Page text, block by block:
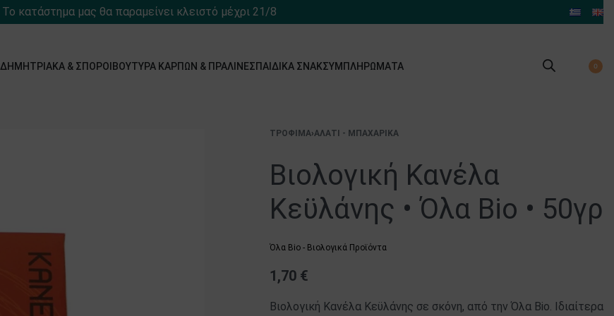
Το κατάστημα μας θα παραμείνει κλειστό μέχρι 21/8
ΔΗΜΗΤΡΙΑΚΆ & ΣΠΌΡΟΙ ΒΟΎΤΥΡΑ ΚΑΡΠΏΝ & ΠΡΑΛΊΝΕΣ ΠΑΙΔΙΚΆ ΣΝΑΚΣΥΜΠΛΗΡΏΜΑΤΑ 0
ΤΡΌΦΙΜΑ›ΑΛΆΤΙ - ΜΠΑΧΑΡΙΚΆ
Βιολογική Κανέλα
Κεϋλάνης • Όλα Bio • 50γρ
Όλα Bio - Βιολογικά Προϊόντα
1,70 €
Βιολογική Κανέλα Κεϋλάνης σε σκόνη, από την Όλα Bio. Ιδιαίτερα